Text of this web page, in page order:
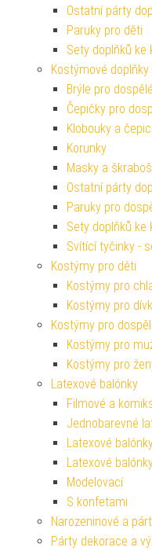
Ostatní párty
Paruky pro děti
Sety doplňků
Kostýmové
Brýle pro dospělé
Čepičky pro
Klobouky a
Korunky
Masky a
Ostatní párty
Paruky pro
Sety doplňků
Svítící tyčinky -
Kostýmy pro děti
Kostýmy pro
Kostýmy pro
Kostýmy pro
Kostýmy pro
Kostýmy pro
Latexové balónky
Filmové a
Jednobarevné
Latexové
Latexové
Modelovací
S konfetami
Narozeninové a
Párty dekorace a